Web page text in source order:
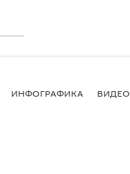
ИНФОГРАФИКА ВИДЕО